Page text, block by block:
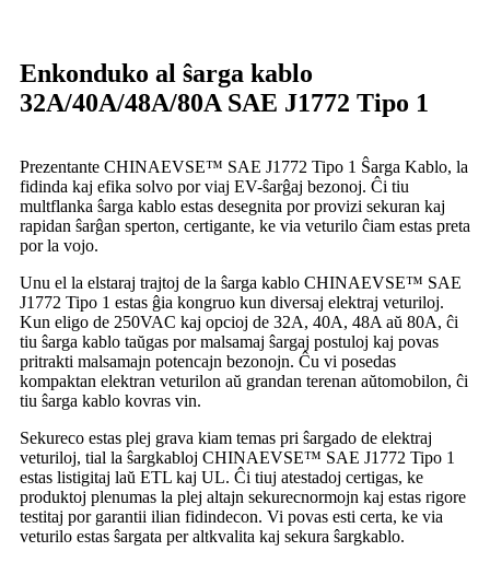
Enkonduko al ŝarga kablo
32A/40A/48A/80A SAE J1772 Tipo 1
Prezentante CHINAEVSE™️ SAE J1772 Tipo 1 Ŝarga Kablo, la
fidinda kaj efika solvo por viaj EV-ŝarĝaj bezonoj. Ĉi tiu
multflanka ŝarga kablo estas desegnita por provizi sekuran kaj
rapidan ŝarĝan sperton, certigante, ke via veturilo ĉiam estas preta
por la vojo.
Unu el la elstaraj trajtoj de la ŝarga kablo CHINAEVSE™️ SAE
J1772 Tipo 1 estas ĝia kongruo kun diversaj elektraj veturiloj.
Kun eligo de 250VAC kaj opcioj de 32A, 40A, 48A aŭ 80A, ĉi
tiu ŝarga kablo taŭgas por malsamaj ŝargaj postuloj kaj povas
pritrakti malsamajn potencajn bezonojn. Ĉu vi posedas
kompaktan elektran veturilon aŭ grandan terenan aŭtomobilon, ĉi
tiu ŝarga kablo kovras vin.
Sekureco estas plej grava kiam temas pri ŝargado de elektraj
veturiloj, tial la ŝargkabloj CHINAEVSE™️ SAE J1772 Tipo 1
estas listigitaj laŭ ETL kaj UL. Ĉi tiuj atestadoj certigas, ke
produktoj plenumas la plej altajn sekurecnormojn kaj estas rigore
testitaj por garantii ilian fidindecon. Vi povas esti certa, ke via
veturilo estas ŝargata per altkvalita kaj sekura ŝargkablo.